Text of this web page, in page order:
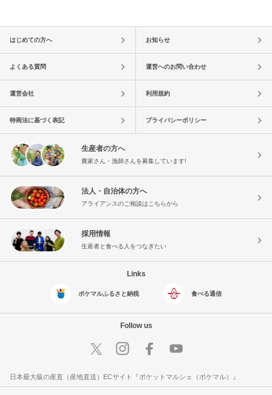
はじめての方へ お知らせ
よくある質問 運営へのお問い合わせ
運営会社 利用規約
特商法に基づく表記 プライバシーポリシー
生産者の方へ
農家さん・漁師さんを募集しています!
法人・自治体の方へ
アライアンスのご相談はこちらから
採用情報
生産者と食べる人をつなぎたい
Links
ポケマルふるさと納税 食べる通信
Follow us
日本最大級の産直（産地直送）ECサイト『ポケットマルシェ（ポケマル）』